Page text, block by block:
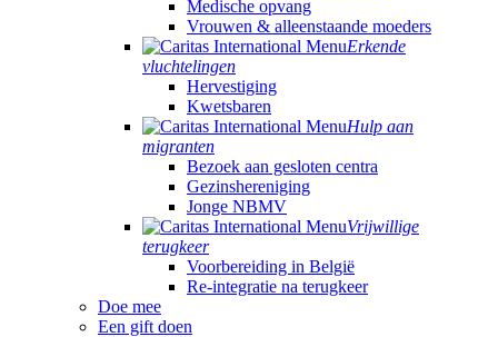
Medische opvang
Vrouwen & alleenstaande moeders
Erkende
vluchtelingen
Hervestiging
Kwetsbaren
Hulp aan
migranten
Bezoek aan gesloten centra
Gezinshereniging
Jonge NBMV
Vrijwillige
terugkeer
Voorbereiding in België
Re-integratie na terugkeer
Doe mee
Een gift doen